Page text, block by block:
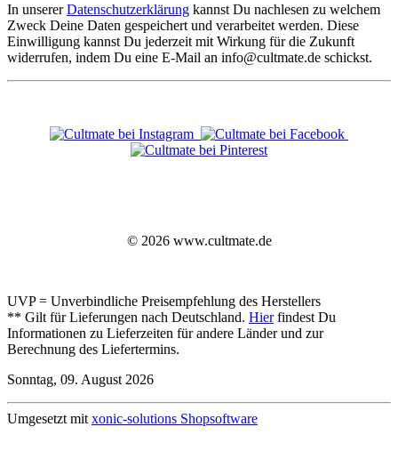
In unsererDatenschutzerklärung kannst Du nachlesen zu welchem
Zweck Deine Daten gespeichert und verarbeitet werden. Diese
Einwilligung kannst Du jederzeit mit Wirkung für die Zukunft
widerrufen, indem Du eine E-Mail an info@cultmate.de schickst.
© 2026 www.cultmate.de
UVP = Unverbindliche Preisempfehlung des Herstellers
** Gilt für Lieferungen nach Deutschland. Hierfindest Du
Informationen zu Lieferzeiten für andere Länder und zur
Berechnung des Liefertermins.
Sonntag, 09. August 2026
Umgesetzt mit xonic-solutions Shopsoftware